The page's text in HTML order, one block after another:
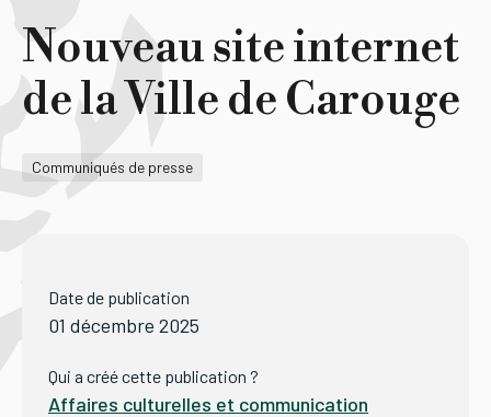
Mairie
Vie pratique
Actualités
Lieux
Nouveau site internet
de la Ville de Carouge
Communiqués de presse
Date de publication
01 décembre 2025
Qui a créé cette publication ?
Affaires culturelles et communication